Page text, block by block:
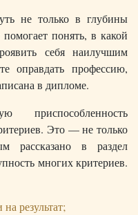
не только в глубины
понять, в какой
себя наилучшим
оправдать профессию,
в дипломе.
приспособленность
Это — не только
рассказано в раздел
многих критериев.
результат;